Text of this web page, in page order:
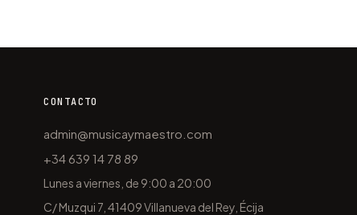
CONTACTO
admin@musicaymaestro.com
+34 639 14 78 89
Lunes a viernes, de 9:00 a 20:00
C/ Muzqui 7, 41409 Villanueva del Rey, Écija